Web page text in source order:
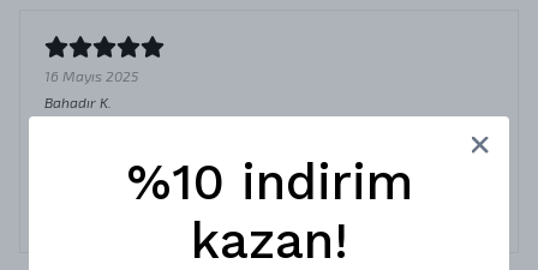
16 Mayıs 2025
Bahadır K.
%10 indirim
kazan!